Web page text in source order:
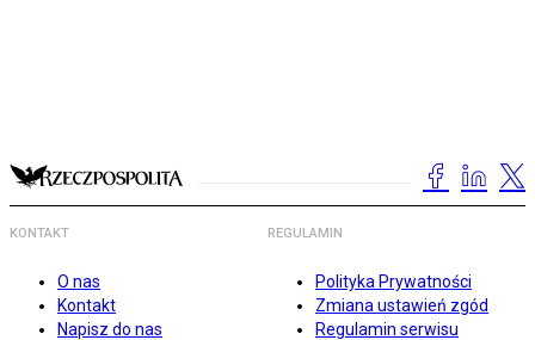
KONTAKT
O nas
Kontakt
Napisz do nas
REGULAMIN
Polityka Prywatności
Zmiana ustawień zgód
Regulamin serwisu